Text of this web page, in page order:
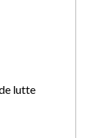
lutte